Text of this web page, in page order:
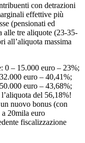
con detrazioni
effettive più
(pensionati ed
alle tre aliquote (23-35-
all’aliquota massima
0 – 15.000 euro – 23%;
euro – 40,41%;
euro – 43,68%;
del 56,18%!
nuovo bonus (con
20mila euro
fiscalizzazione